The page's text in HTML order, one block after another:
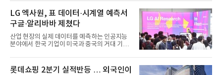
LG 엑사원, 표 데이터·시계열 예측서
구글·알리바바 제쳤다
산업 현장의 실제 데이터를 예측하는 인공지능
분야에서 한국 기업이 미국과 중국의 거대 기술
롯데쇼핑 2분기 실적반등 … 외국인이